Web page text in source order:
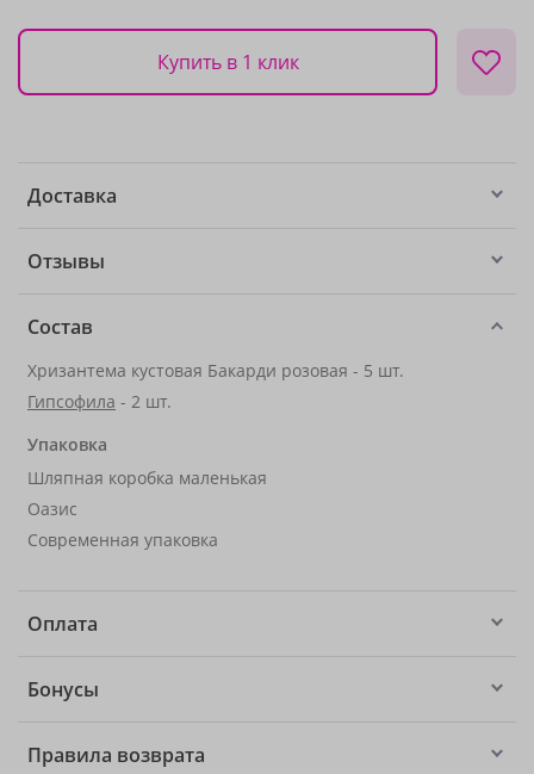
Купить в 1 клик
Доставка
Отзывы
Состав
Хризантема кустовая Бакарди розовая - 5 шт.
Гипсофила - 2 шт.
Упаковка
Шляпная коробка маленькая
Оазис
Современная упаковка
Оплата
Бонусы
Правила возврата